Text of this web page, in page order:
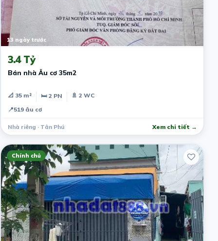
13 ngày trước
3.4 Tỷ
Bán nhà Âu cơ 35m2
📐 35 m² 🛏 2 PN
🚿 2 WC
📍519 âu cơ
Nhà riêng · Tân Phú Xem chi tiết →
Chính chủ